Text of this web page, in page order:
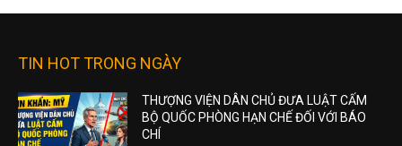
TIN HOT TRONG NGÀY
THƯỢNG VIỆN DÂN CHỦ ĐƯA LUẬT CẤM
BỘ QUỐC PHÒNG HẠN CHẾ ĐỐI VỚI BÁO
CHÍ